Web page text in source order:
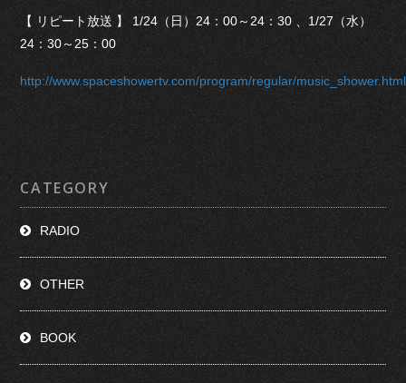
【 リピート放送 】 1/24（日）24：00～24：30 、1/27（水）
24：30～25：00
http://www.spaceshowertv.com/program/regular/music_shower.html
CATEGORY
RADIO
OTHER
BOOK